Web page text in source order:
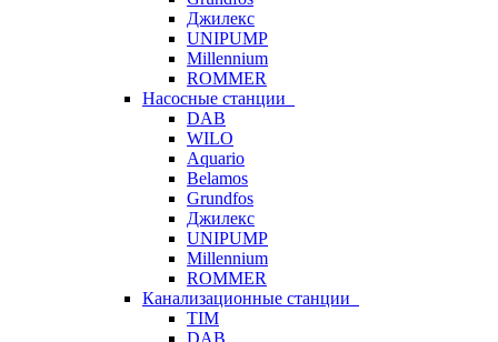
Джилекс
UNIPUMP
Millennium
ROMMER
Насосные станции
DAB
WILO
Aquario
Belamos
Grundfos
Джилекс
UNIPUMP
Millennium
ROMMER
Канализационные станции
TIM
DAB